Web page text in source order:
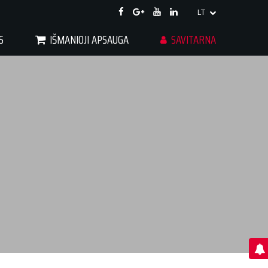
LT
IŠMANIOJI APSAUGA SAVITARNA